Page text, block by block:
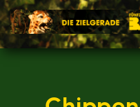
Skip
to
content